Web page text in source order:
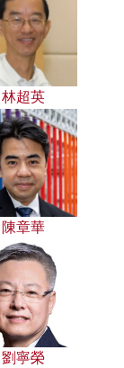
林超英
陳章華
劉寧榮